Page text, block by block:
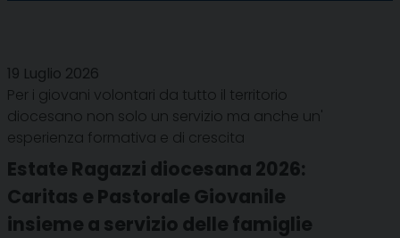
19 Luglio 2026
Per i giovani volontari da tutto il territorio
diocesano non solo un servizio ma anche un'
esperienza formativa e di crescita
Estate Ragazzi diocesana 2026:
Caritas e Pastorale Giovanile
insieme a servizio delle famiglie